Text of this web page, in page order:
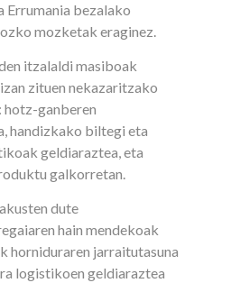
Errumania bezalako
mozketak eraginez.
itzalaldi masiboak
zituen nekazaritzako
hotz-ganberen
handizkako biltegi eta
geldiaraztea, eta
galkorretan.
dute
hain mendekoak
horniduraren jarraitutasuna
logistikoen geldiaraztea